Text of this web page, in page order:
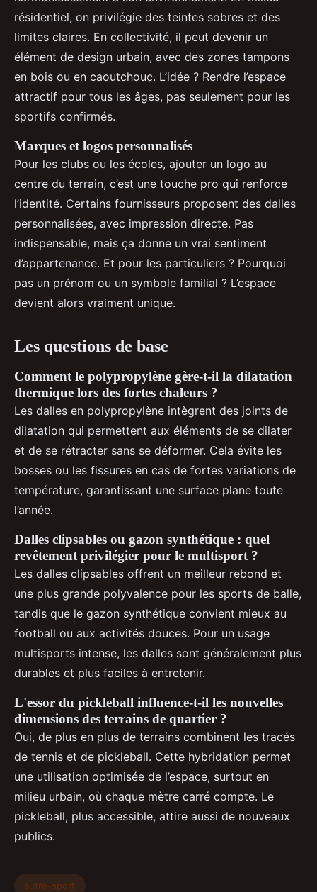
résidentiel, on privilégie des teintes sobres et des
limites claires. En collectivité, il peut devenir un
élément de design urbain, avec des zones tampons
en bois ou en caoutchouc. L’idée ? Rendre l’espace
attractif pour tous les âges, pas seulement pour les
sportifs confirmés.
Marques et logos personnalisés
Pour les clubs ou les écoles, ajouter un logo au
centre du terrain, c’est une touche pro qui renforce
l’identité. Certains fournisseurs proposent des dalles
personnalisées, avec impression directe. Pas
indispensable, mais ça donne un vrai sentiment
d’appartenance. Et pour les particuliers ? Pourquoi
pas un prénom ou un symbole familial ? L’espace
devient alors vraiment unique.
Les questions de base
Comment le polypropylène gère-t-il la dilatation
thermique lors des fortes chaleurs ?
Les dalles en polypropylène intègrent des joints de
dilatation qui permettent aux éléments de se dilater
et de se rétracter sans se déformer. Cela évite les
bosses ou les fissures en cas de fortes variations de
température, garantissant une surface plane toute
l’année.
Dalles clipsables ou gazon synthétique : quel
revêtement privilégier pour le multisport ?
Les dalles clipsables offrent un meilleur rebond et
une plus grande polyvalence pour les sports de balle,
tandis que le gazon synthétique convient mieux au
football ou aux activités douces. Pour un usage
multisports intense, les dalles sont généralement plus
durables et plus faciles à entretenir.
L'essor du pickleball influence-t-il les nouvelles
dimensions des terrains de quartier ?
Oui, de plus en plus de terrains combinent les tracés
de tennis et de pickleball. Cette hybridation permet
une utilisation optimisée de l’espace, surtout en
milieu urbain, où chaque mètre carré compte. Le
pickleball, plus accessible, attire aussi de nouveaux
publics.
autre-sport